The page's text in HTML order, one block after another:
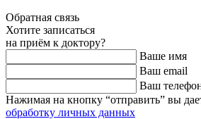
Обратная связь
Хотите записаться
на приём к доктору?
Ваше имя
Ваш email
Ваш
Нажимая на кнопку “отправить” вы
обработку личных данных